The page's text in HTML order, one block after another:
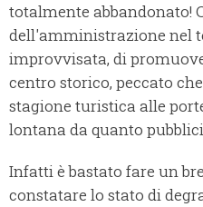
totalmente abbandonato!
dell'amministrazione nel
improvvisata, di
centro storico, peccato
stagione turistica alle
lontana da quanto
Infatti è bastato fare un
constatare lo stato di